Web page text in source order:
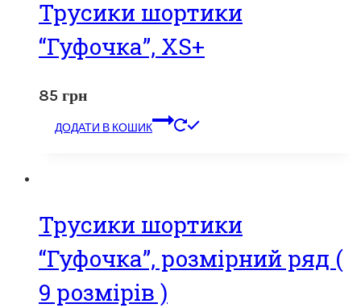
Трусики шортики
“Гуфочка”, XS+
85 грн
ДОДАТИ В КОШИК
Трусики шортики
“Гуфочка”, розмірний ряд (
9 розмірів )